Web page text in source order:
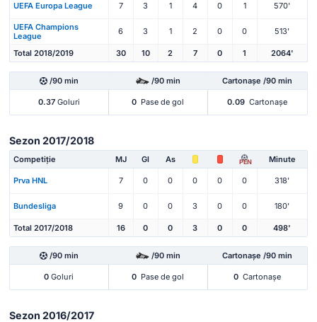
UEFA Europa League 7 3 1 4 0 1 570'
UEFA Champions
League
6 3 1 2 0 0 513'
Total 2018/2019 30 10 2 7 0 1 2064'
/90 min /90 min Cartonașe /90 min
0.37Goluri 0 Pase de gol 0.09 Cartonașe
Sezon 2017/2018
Competiție MJ Gl As PEN Minute
Prva HNL 7 0 0 0 0 0 318'
Bundesliga 9 0 0 3 0 0 180'
Total 2017/2018 16 0 0 3 0 0 498'
/90 min /90 min Cartonașe /90 min
0 Goluri 0 Pase de gol 0 Cartonașe
Sezon 2016/2017